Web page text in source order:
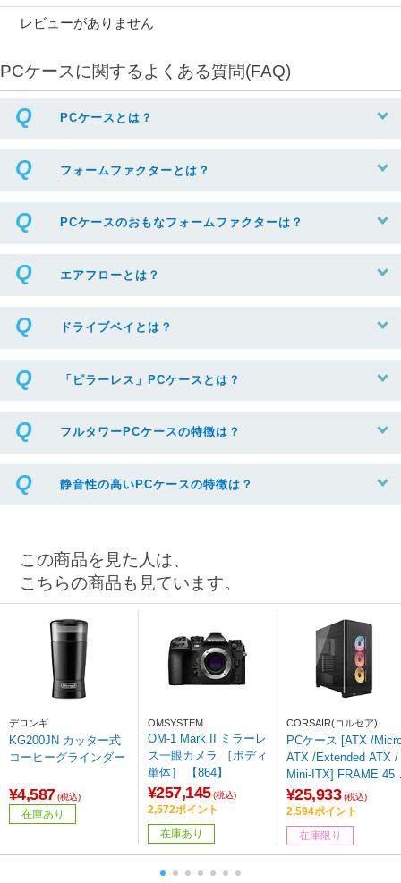
レビューがありません
PCケースに関するよくある質問(FAQ)
PCケースとは？
フォームファクターとは？
PCケースのおもなフォームファクターは？
エアフローとは？
ドライブベイとは？
「ピラーレス」PCケースとは？
フルタワーPCケースの特徴は？
静音性の高いPCケースの特徴は？
この商品を見た人は、
こちらの商品も見ています。
デロンギ
KG200JN カッター式
コーヒーグラインダー
¥4,587 (税込)
在庫あり
OMSYSTEM
OM-1 Mark II ミラーレ
ス一眼カメラ ［ボディ
単体］ 【864】
¥257,145 (税込)
2,572ポイント
在庫あり
CORSAIR(コルセア)
PCケース [ATX /
ATX /Extended ATX /
Mini-ITX] FRAME 450
0X LX-R RGB iCUE
NK Panoramic Glass
ブラック CC-
WW
¥25,933 (税込)
2,594ポイント
在庫限り